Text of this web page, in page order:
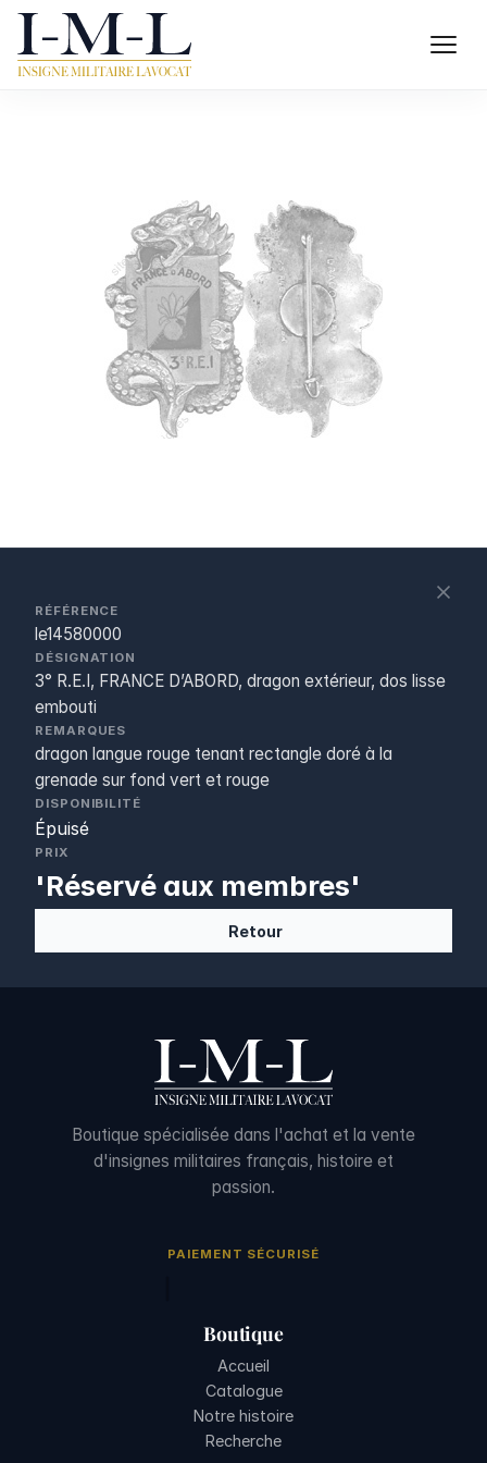
RÉFÉRENCE
le14580000
DÉSIGNATION
3° R.E.I, FRANCE D’ABORD, dragon extérieur, dos lisse
embouti
REMARQUES
dragon langue rouge tenant rectangle doré à la
grenade sur fond vert et rouge
DISPONIBILITÉ
Épuisé
PRIX
'Réservé aux membres'
Retour
Boutique spécialisée dans l'achat et la vente
d'insignes militaires français, histoire et
passion.
PAIEMENT SÉCURISÉ
Boutique
Accueil
Catalogue
Notre histoire
Recherche